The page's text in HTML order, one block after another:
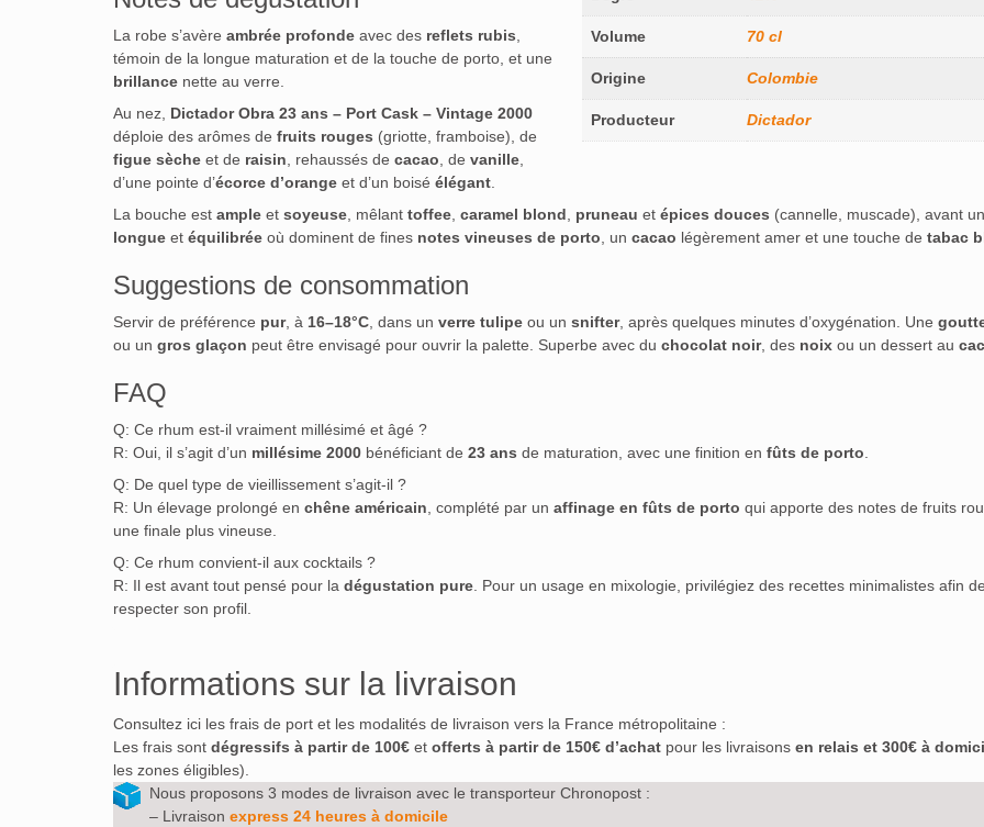
Volume 70 cl
Origine Colombie
Producteur Dictador
La robe s’avère ambrée profonde avec des reflets rubis,
témoin de la longue maturation et de la touche de porto, et une
brillance nette au verre.
Au nez, Dictador Obra 23 ans – Port Cask – Vintage 2000
déploie des arômes de fruits rouges (griotte, framboise), de
figue sèche et de raisin, rehaussés de cacao, de vanille,
d’une pointe d’écorce d’orange et d’un boisé élégant.
La bouche est ample et soyeuse, mêlant toffee, caramel blond, pruneau et épices douces (cannelle, muscade), avant
longue et équilibrée où dominent de fines notes vineuses de porto, un cacao légèrement amer et une touche de tabac
Suggestions de consommation
Servir de préférence pur, à 16–18°C, dans un verre tulipe ou un snifter, après quelques minutes d’oxygénation. Une
ou un gros glaçon peut être envisagé pour ouvrir la palette. Superbe avec du chocolat noir, des noix ou un dessert au
FAQ
Q: Ce rhum est-il vraiment millésimé et âgé ?
R: Oui, il s’agit d’un millésime 2000 bénéficiant de 23 ans de maturation, avec une finition en fûts de porto.
Q: De quel type de vieillissement s’agit-il ?
R: Un élevage prolongé en chêne américain, complété par un affinage en fûts de porto qui apporte des notes de fruits
une finale plus vineuse.
Q: Ce rhum convient-il aux cocktails ?
R: Il est avant tout pensé pour la dégustation pure. Pour un usage en mixologie, privilégiez des recettes minimalistes afin de
respecter son profil.
Informations sur la livraison
Consultez ici les frais de port et les modalités de livraison vers la France métropolitaine :
Les frais sont dégressifs à partir de 100€ et offerts à partir de 150€ d’achat pour les livraisons en relais et 300€ à
les zones éligibles).
Nous proposons 3 modes de livraison avec le transporteur Chronopost :
– Livraison express 24 heures à domicile